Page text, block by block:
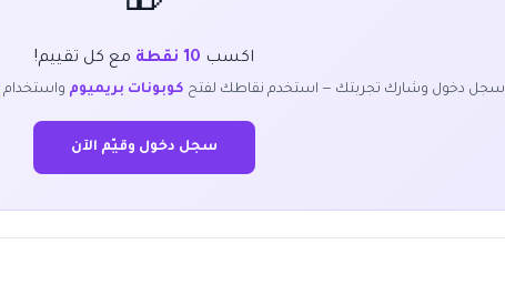
اكسب 10 نقطة مع كل تقييم!
سجل دخول وشارك تجربتك — استخدم نقاطك لفتح كوبونات بريميوم واستخدام
سجل دخول وقيّم الآن